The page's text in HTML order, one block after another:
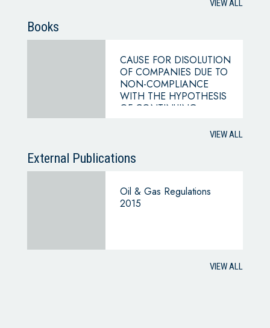
VIEW ALL
Books
CAUSE FOR DISOLUTION
OF COMPANIES DUE TO
NON-COMPLIANCE
WITH THE HYPOTHESIS
OF CONTINUING
VIEW ALL
External Publications
Oil & Gas Regulations
2015
VIEW ALL